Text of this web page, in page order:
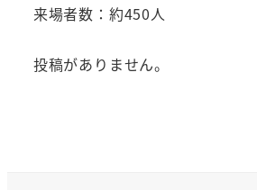
来場者数：約450人
投稿がありません。